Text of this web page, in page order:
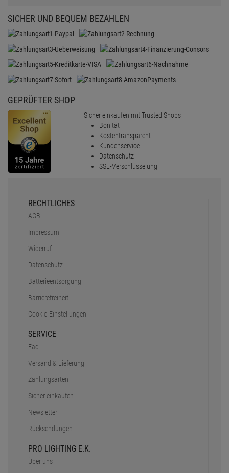
SICHER UND BEQUEM BEZAHLEN
GEPRÜFTER SHOP
Sicher einkaufen mit Trusted Shops
Bonität
Kostentransparent
Kundenservice
Datenschutz
SSL-Verschlüsselung
RECHTLICHES
AGB
Impressum
Widerruf
Datenschutz
Batterieentsorgung
Barrierefreiheit
Cookie-Einstellungen
SERVICE
Faq
Versand & Lieferung
Zahlungsarten
Sicher einkaufen
Newsletter
Rücksendungen
PRO LIGHTING E.K.
Über uns